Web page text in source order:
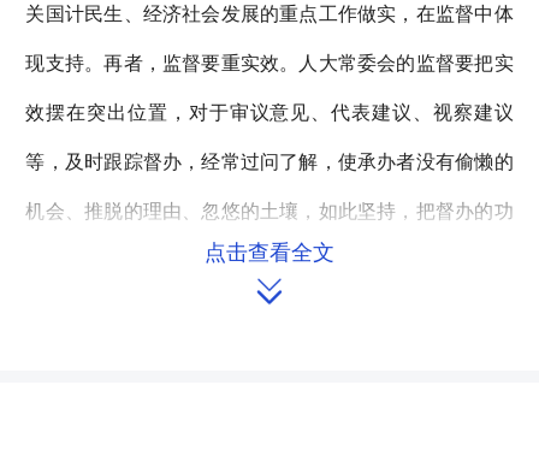
关国计民生、经济社会发展的重点工作做实，在监督中体
现支持。再者，监督要重实效。人大常委会的监督要把实
效摆在突出位置，对于审议意见、代表建议、视察建议
等，及时跟踪督办，经常过问了解，使承办者没有偷懒的
机会、推脱的理由、忽悠的土壤，如此坚持，把督办的功
夫做实，收到实效自是水到渠成。最后，监督要敢实践。
《监督法》对人大常委会的监督有规定，这些规定是原则
点击查看全文
